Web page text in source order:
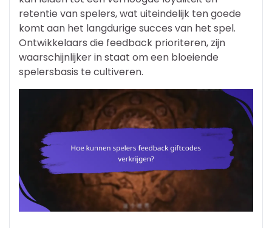
retentie van spelers, wat uiteindelijk ten goede
komt aan het langdurige succes van het spel.
Ontwikkelaars die feedback prioriteren, zijn
waarschijnlijker in staat om een bloeiende
spelersbasis te cultiveren.